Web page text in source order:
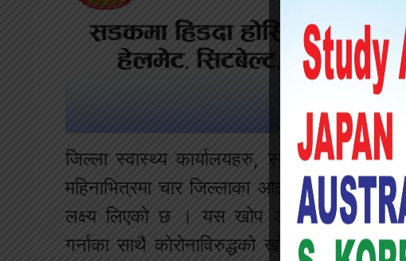
जिल्ला स्वास्थ्य कार्यालयहरु, स्थानीय तहहरु
महिनाभित्रमा चार जिल्लाका आठ हजारका
लक्ष्य लिएको छ । यस खोप अभियानका क्रममा
गर्नाका साथै कोरोनाविरुद्धको खोप लगाउन